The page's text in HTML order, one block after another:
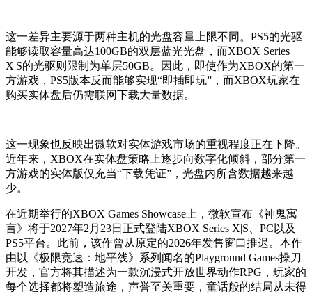
这一差异主要源于两种主机的光盘容量上限不同。PS5的光驱
能够读取容量高达100GB的双层蓝光光盘，而XBOX Series
X|S的光驱则限制为单层50GB。因此，即使作为XBOX的第一
方游戏，PS5版本反而能够实现“即插即玩”，而XBOX玩家在
购买实体盘后仍需联网下载大量数据。
这一现象也反映出微软对实体游戏市场的重视程度正在下降。
近年来，XBOX在实体盘策略上逐步向数字化倾斜，部分第一
方游戏的实体版仅充当“下载凭证”，光盘内所含数据越来越
少。
在近期举行的XBOX Games Showcase上，微软宣布《神鬼寓
言》将于2027年2月23日正式登陆XBOX Series X|S、PC以及
PS5平台。此前，该作曾从原定的2026年发售窗口推迟。本作
由以《极限竞速：地平线》系列闻名的Playground Games操刀
开发，官方将其描述为一款沉浸式开放世界动作RPG，玩家的
每个选择都将塑造旅途，声誉至关重要，童话般的结局从未得